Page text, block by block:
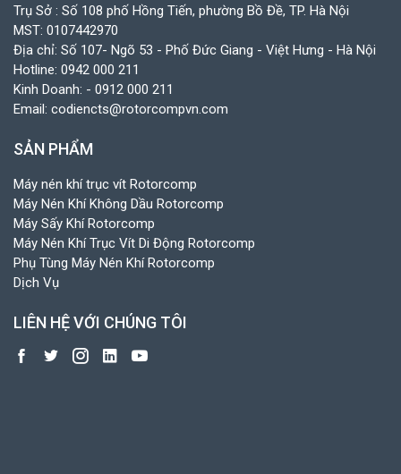
Trụ Sở : Số 108 phố Hồng Tiến, phường Bồ Đề, TP. Hà Nội
MST: 0107442970
Địa chỉ: Số 107- Ngõ 53 - Phố Đức Giang - Việt Hưng - Hà Nội
Hotline: 0942 000 211
Kinh Doanh: - 0912 000 211
Email: codiencts@rotorcompvn.com
SẢN PHẨM
Máy nén khí trục vít Rotorcomp
Máy Nén Khí Không Dầu Rotorcomp
Máy Sấy Khí Rotorcomp
Máy Nén Khí Trục Vít Di Động Rotorcomp
Phụ Tùng Máy Nén Khí Rotorcomp
Dịch Vụ
LIÊN HỆ VỚI CHÚNG TÔI